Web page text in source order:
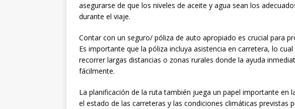
asegurarse de que los niveles de aceite y agua sean los
durante el viaje.
Contar con un seguro/ póliza de auto apropiado es crucial para
Es importante que la póliza incluya asistencia en carretera, lo
recorrer largas distancias o zonas rurales donde la ayuda
fácilmente.
La planificación de la ruta también juega un papel importante en
el estado de las carreteras y las condiciones climáticas previstas